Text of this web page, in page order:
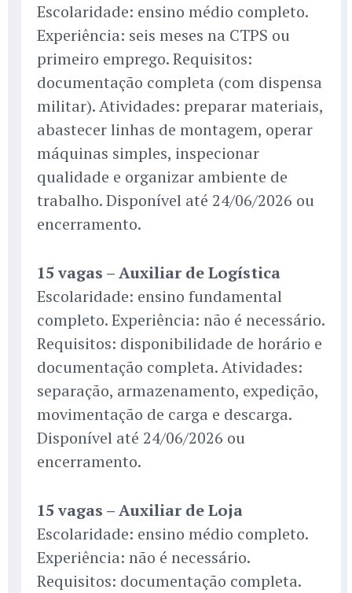
Escolaridade: ensino médio completo.
Experiência: seis meses na CTPS ou
primeiro emprego. Requisitos:
documentação completa (com dispensa
militar). Atividades: preparar materiais,
abastecer linhas de montagem, operar
máquinas simples, inspecionar
qualidade e organizar ambiente de
trabalho. Disponível até 24/06/2026 ou
encerramento.
15 vagas – Auxiliar de Logística
Escolaridade: ensino fundamental
completo. Experiência: não é necessário.
Requisitos: disponibilidade de horário e
documentação completa. Atividades:
separação, armazenamento, expedição,
movimentação de carga e descarga.
Disponível até 24/06/2026 ou
encerramento.
15 vagas – Auxiliar de Loja
Escolaridade: ensino médio completo.
Experiência: não é necessário.
Requisitos: documentação completa.